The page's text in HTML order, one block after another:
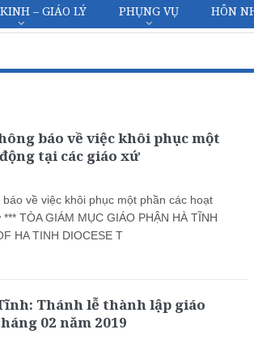
– GIÁO LÝ PHỤNG VỤ HÔN
báo về việc khôi phục một
tại các giáo xứ
về việc khôi phục một phần các hoạt
TÒA GIÁM MỤC GIÁO PHẬN HÀ TĨNH
HA TINH DIOCESE T
Thánh lễ thành lập giáo
02 năm 2019